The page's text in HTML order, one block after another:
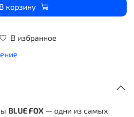
В избранное
В корзину
BLUE FOX — одни из самых